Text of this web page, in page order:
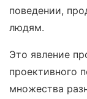
поведении,
людям.
Это явление
проективного
множества